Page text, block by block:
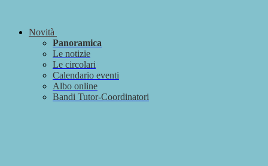
Novità
Panoramica
Le notizie
Le circolari
Calendario eventi
Albo online
Bandi Tutor-Coordinatori